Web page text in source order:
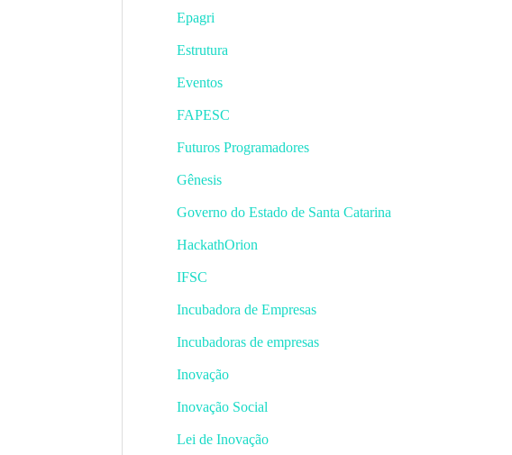
Epagri
Estrutura
Eventos
FAPESC
Futuros Programadores
Gênesis
Governo do Estado de Santa Catarina
HackathOrion
IFSC
Incubadora de Empresas
Incubadoras de empresas
Inovação
Inovação Social
Lei de Inovação